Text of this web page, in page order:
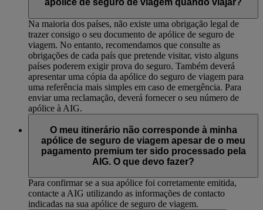
apólice de seguro de viagem quando viajar?
Na maioria dos países, não existe uma obrigação legal de
trazer consigo o seu documento de apólice de seguro de
viagem. No entanto, recomendamos que consulte as
obrigações de cada país que pretende visitar, visto alguns
países poderem exigir prova do seguro. Também deverá
apresentar uma cópia da apólice do seguro de viagem para
uma referência mais simples em caso de emergência. Para
enviar uma reclamação, deverá fornecer o seu número de
apólice à AIG.
O meu itinerário não corresponde à minha
apólice de seguro de viagem apesar de o meu
pagamento premium ter sido processado pela
AIG. O que devo fazer?
Para confirmar se a sua apólice foi corretamente emitida,
contacte a AIG utilizando as informações de contacto
indicadas na sua apólice de seguro de viagem.